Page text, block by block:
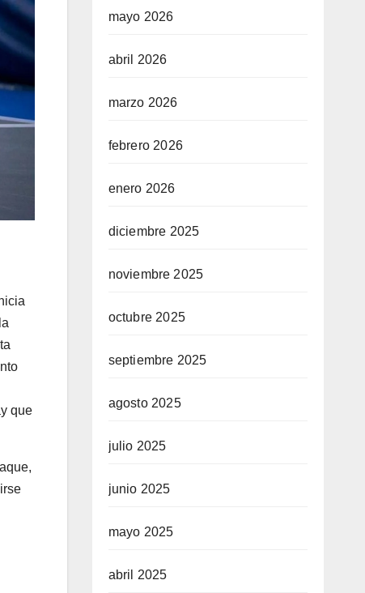
que
mayo 2026
abril 2026
marzo 2026
febrero 2026
enero 2026
diciembre 2025
noviembre 2025
octubre 2025
septiembre 2025
agosto 2025
julio 2025
junio 2025
mayo 2025
abril 2025